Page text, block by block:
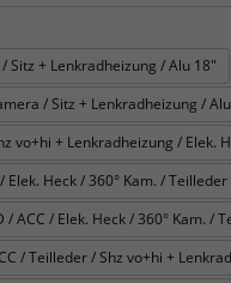
Sitz + Lenkradheizung / Alu 18"
/ Sitz + Lenkradheizung /
vo+hi + Lenkradheizung / Elek.
Heck / 360° Kam. /
ACC / Elek. Heck / 360° Kam. /
/ Teilleder / Shz vo+hi +